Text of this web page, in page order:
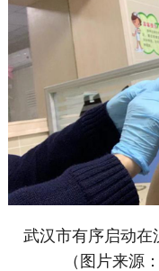
武汉市有序启动在
（图片来源